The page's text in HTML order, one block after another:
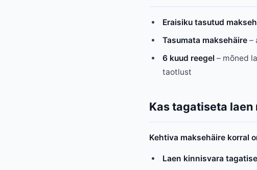
Eraisiku tasutud
Tasumata maksehäire–
6 kuud reegel – mõned
taotlust
Kas tagatiseta
Kehtiva maksehäire korral
Laen kinnisvara